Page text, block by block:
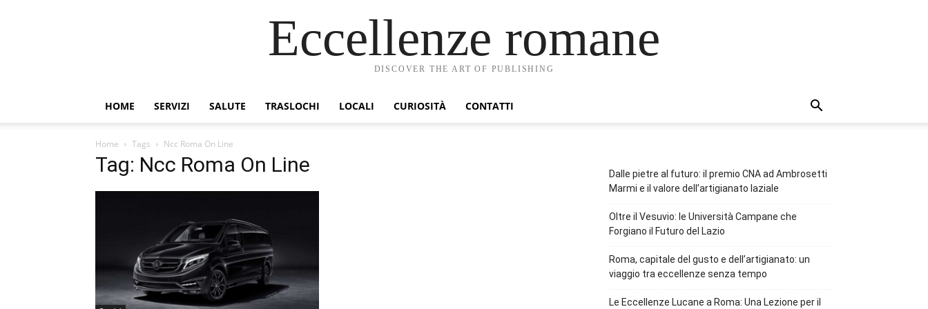
Eccellenze romane
DISCOVER THE ART OF PUBLISHING
HOME SERVIZI SALUTE TRASLOCHI LOCALI CURIOSITÀ CONTATTI
Home Tags Ncc Roma On Line
Tag: Ncc Roma On Line
Dalle pietre al futuro: il premio CNA ad Ambrosetti
Marmi e il valore dell’artigianato laziale
Oltre il Vesuvio: le Università Campane che
Forgiano il Futuro del Lazio
Roma, capitale del gusto e dell’artigianato: un
viaggio tra eccellenze senza tempo
Le Eccellenze Lucane a Roma: Una Lezione per il